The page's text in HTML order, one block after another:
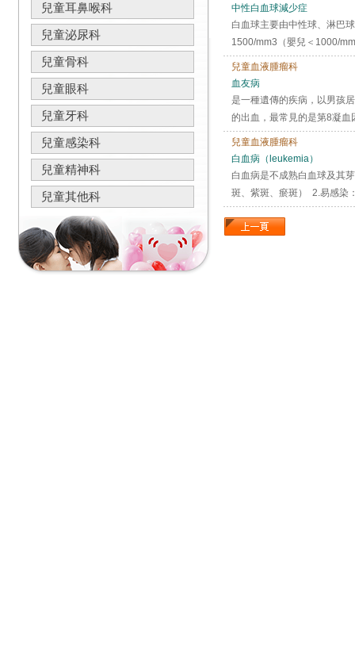
兒童耳鼻喉科
兒童泌尿科
兒童骨科
兒童眼科
兒童牙科
兒童感染科
兒童精神科
兒童其他科
中性白血球減少症
白血球主要由中性球、淋巴
1500/mm3（嬰兒＜1000/
兒童血液腫瘤科
血友病
是一種遺傳的疾病，以男孩
的出血，最常見的是第8凝
兒童血液腫瘤科
白血病（leukemia）
白血病是不成熟白血球及其
斑、紫斑、瘀斑） 2.易感染